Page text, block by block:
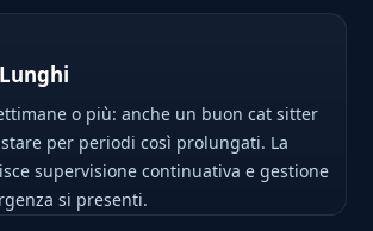
o più: anche un buon cat sitter
per periodi così prolungati. La
supervisione continuativa e gestione
si presenti.